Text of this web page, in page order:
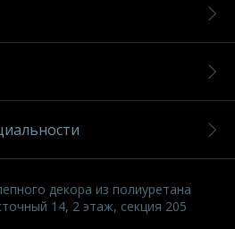
декора из полиуретана
14, 2 этаж, секция 205